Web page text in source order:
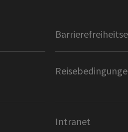
Intranet